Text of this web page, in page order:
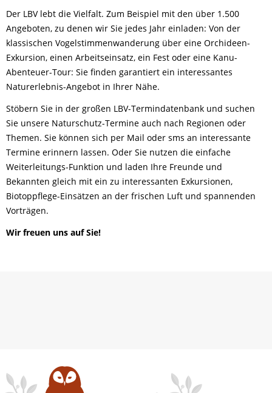
Der LBV lebt die Vielfalt. Zum Beispiel mit den über 1.500
Angeboten, zu denen wir Sie jedes Jahr einladen: Von der
klassischen Vogelstimmenwanderung über eine Orchideen-
Exkursion, einen Arbeitseinsatz, ein Fest oder eine Kanu-
Abenteuer-Tour: Sie finden garantiert ein interessantes
Naturerlebnis-Angebot in Ihrer Nähe.
Stöbern Sie in der großen LBV-Termindatenbank und suchen
Sie unsere Naturschutz-Termine auch nach Regionen oder
Themen. Sie können sich per Mail oder sms an interessante
Termine erinnern lassen. Oder Sie nutzen die einfache
Weiterleitungs-Funktion und laden Ihre Freunde und
Bekannten gleich mit ein zu interessanten Exkursionen,
Biotoppflege-Einsätzen an der frischen Luft und spannenden
Vorträgen.
Wir freuen uns auf Sie!